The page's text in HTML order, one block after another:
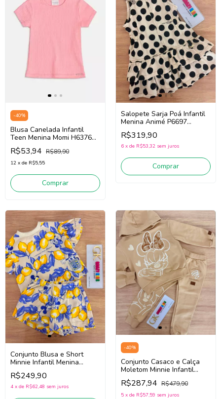
-40%
Blusa Canelada Infantil
Teen Menina Momi H6376
(Rosa)
R$53,94 R$89,90
12 x de R$5,55
Comprar
Salopete Sarja Poá Infantil
Menina Animé P6697
(Bege/Preto)
R$319,90
6 x de R$53,32 sem juros
Comprar
Conjunto Blusa e Short
Minnie Infantil Menina
Animé P6718
(Bege/Amarelo/Azul)
R$249,90
4 x de R$62,48 sem juros
-40%
Conjunto Casaco e Calça
Moletom Minnie Infantil
Teen Menina Animé N5650
(Bege)
R$287,94 R$479,90
5 x de R$57,59 sem juros